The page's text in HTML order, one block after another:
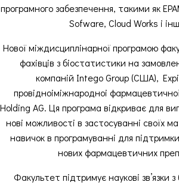
програмного забезпечення, такими як
Sofware, Cloud Works і
Нової міждисциплінарної програмою
фахівців з біостатистики на
компаній Intego Group (США),
провідноіміжнародноі
Holding AG. Ця програма відкриває для
нові можливості в застосуванні своїх
навичок в програмуванні для
нових фармацевтичних
Факультет підтримує наукові зв’язки